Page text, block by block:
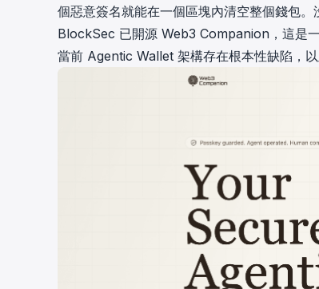
個惡意簽名就能在一個區塊內清空整個錢包。
BlockSec 已開源 Web3 Companion ，這是
當前 Agentic Wallet 架構存在根本性缺陷，